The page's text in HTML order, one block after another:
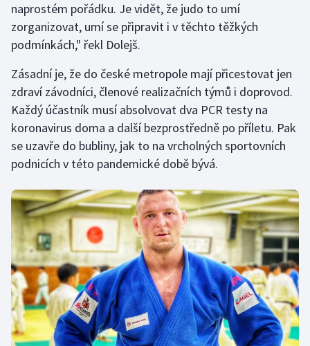
Motorsport
Parasport
Plavání
Plážový volejbal
Ragby
Rychlobruslení
Rychlostní kanoistika
Short track
Sportovní střelba
naprostém pořádku. Je vidět, že judo to umí
zorganizovat, umí se připravit i v těchto těžkých
podmínkách," řekl Dolejš.
Zásadní je, že do české metropole mají přicestovat jen
zdraví závodníci, členové realizačních týmů i doprovod.
Každý účastník musí absolvovat dva PCR testy na
koronavirus doma a další bezprostředně po příletu. Pak
se uzavře do bubliny, jak to na vrcholných sportovních
podnicích v této pandemické době bývá.